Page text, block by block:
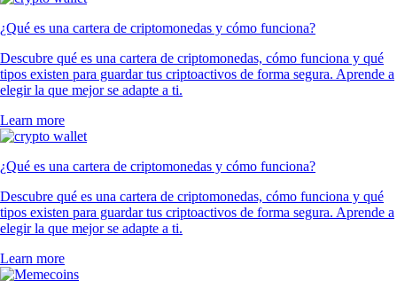
¿Qué es una cartera de criptomonedas y cómo funciona?
Descubre qué es una cartera de criptomonedas, cómo funciona y qué
tipos existen para guardar tus criptoactivos de forma segura. Aprende a
elegir la que mejor se adapte a ti.
Learn more
¿Qué es una cartera de criptomonedas y cómo funciona?
Descubre qué es una cartera de criptomonedas, cómo funciona y qué
tipos existen para guardar tus criptoactivos de forma segura. Aprende a
elegir la que mejor se adapte a ti.
Learn more